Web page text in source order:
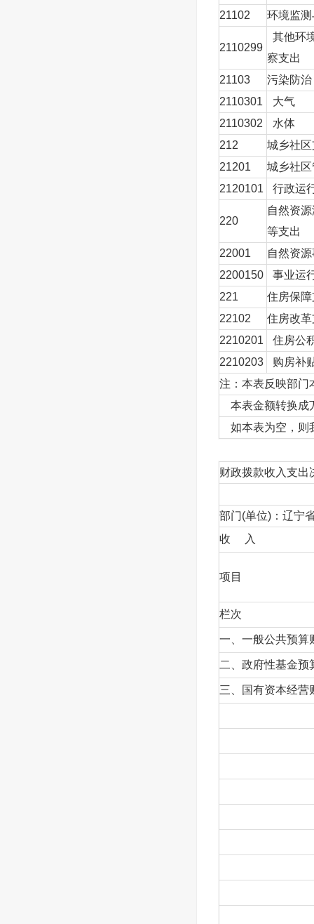
21102 环境监
2110299
其他环
察支出
21103
污染防治
2110301
大气
2110302
水体
212
城乡社
21201
城乡社
2120101
行政运
220
自然资
等支出
22001
自然资
2200150
事业运
221
住房保
22102
住房改
2210201
住房公
2210203
购房补
注：本表反映部门
本表金额转换成
如本表为空，则
财政拨款收入支出
部门(单位)：辽宁
收 入
项目
栏次
一、一般公共预算
二、政府性基金预
三、国有资本经营